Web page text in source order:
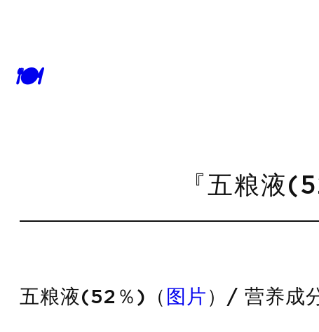
🍽
『五粮液
五粮液(52％)（ 图片 ）/ 营养成